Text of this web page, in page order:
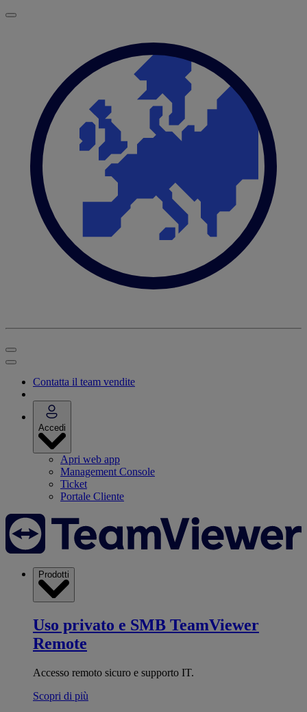
Contatta il team vendite
Accedi
Apri web app
Management Console
Ticket
Portale Cliente
Prodotti
Uso privato e SMB TeamViewer
Remote
Accesso remoto sicuro e supporto IT.
Scopri di più